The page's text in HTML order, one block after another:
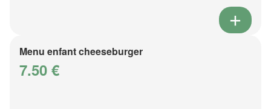
Menu enfant cheeseburger
7.50 €